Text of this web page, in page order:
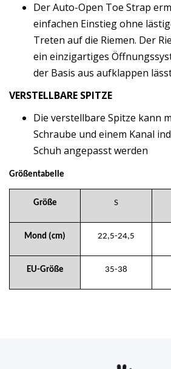
Der Auto-Open Toe Strap
einfachen Einstieg ohne
Treten auf die Riemen. Der
ein einzigartiges
der Basis aus aufklappen
VERSTELLBARE SPITZE
Die verstellbare Spitze kann
Schraube und einem Kanal
Schuh angepasst werden
Größentabelle
Größe S
Mond (cm) 22,5-24,5
EU-Größe 35-38